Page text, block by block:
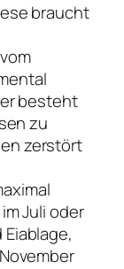
braucht
besteht
zu
zerstört
Juli oder